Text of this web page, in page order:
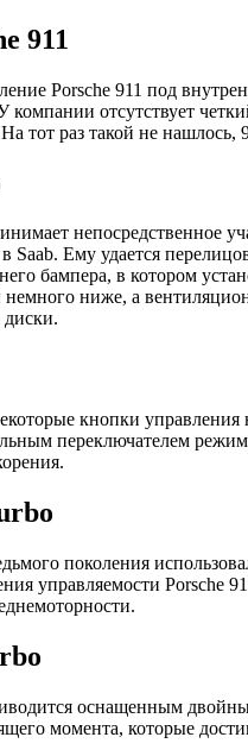
911
Porsche 911 под
отсутствует
тот раз такой не
непосредственное
Ему удается
бампера, в котором
ниже, а
диски.
кнопки управления
переключателем
поколения
управляемости Porsche
оснащенным
момента, которые